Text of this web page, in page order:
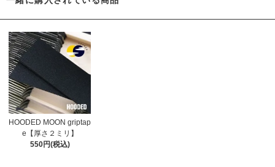
HOODED MOON griptap
e【厚さ２ミリ】
550円(税込)